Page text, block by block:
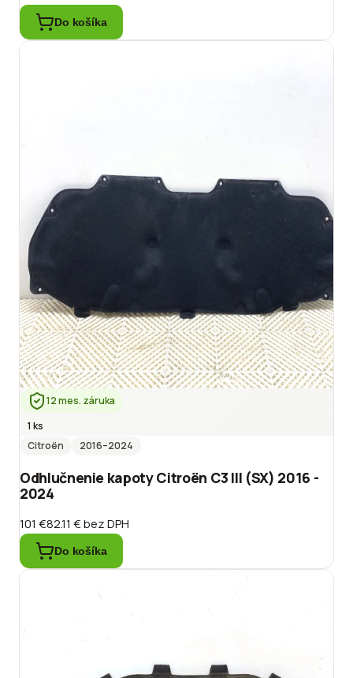
Do košíka
12 mes. záruka
1 ks
Citroën
2016–2024
Odhlučnenie kapoty Citroën C3 III (SX) 2016 -
2024
101 €82.11 €bez DPH
Do košíka